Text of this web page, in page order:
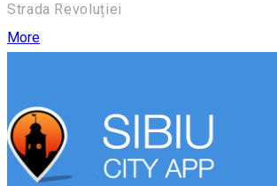
Strada Revoluției
More